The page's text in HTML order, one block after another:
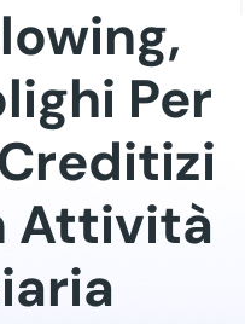
Per
Attività